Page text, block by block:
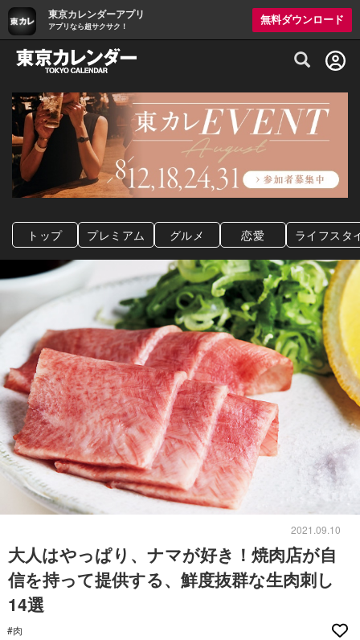
東京カレンダーアプリ
アプリなら超サクサク！
無料ダウンロード
グルメ情報・プレミアムレストラン予約
トップ プレミアム グルメ 恋愛 ライフスタ
2021.09.10
大人はやっぱり、ナマが好き！焼肉店が自
信を持って提供する、鮮度抜群な生肉刺し
14選
#肉